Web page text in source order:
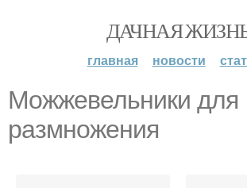
ДАЧНАЯ
главная новости
Можжевельники для
размножения